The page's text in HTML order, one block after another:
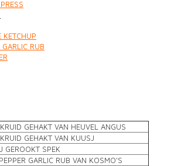
KETCHUP
GARLIC RUB
GEHAKT VAN HEUVEL ANGUS
GEHAKT VAN KUUSJ
GEROOKT SPEK
GARLIC RUB VAN KOSMO'S